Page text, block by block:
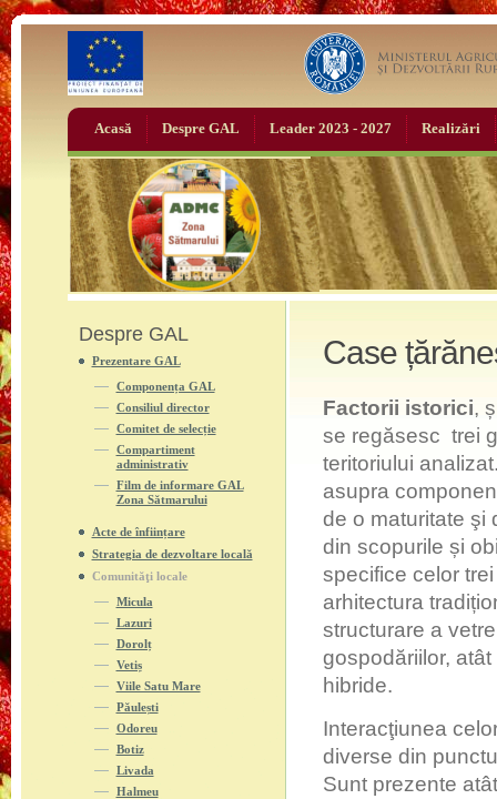
Acasă Despre GAL Leader 2023 - 2027 Realizări
Despre GAL
Prezentare GAL
Componența GAL
Consiliul director
Comitet de selecție
Compartiment
administrativ
Film de informare GAL
Zona Sătmarului
Acte de înființare
Strategia de dezvoltare locală
Comunităţi locale
Micula
Lazuri
Dorolț
Vetiș
Viile Satu Mare
Păulești
Odoreu
Botiz
Livada
Halmeu
Case
Factorii istorici,
se regăsesc trei
teritoriului
asupra
de o maturitate şi
din scopurile și
specifice celor
arhitectura
structurare a
gospodăriilor,
hibride.
Interacţiunea
diverse din
Sunt prezente